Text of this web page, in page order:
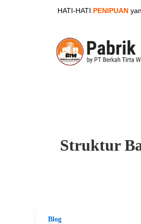
HATI-HATI PENIPUAN
Struktur
Blog